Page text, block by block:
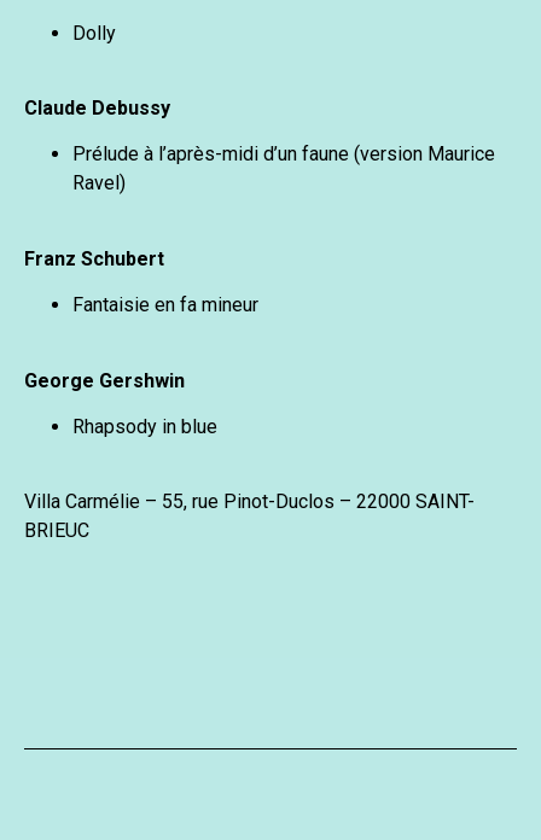
Dolly
Claude Debussy
Prélude à l’après-midi d’un faune (version Maurice
Ravel)
Franz Schubert
Fantaisie en fa mineur
George Gershwin
Rhapsody in blue
Villa Carmélie – 55, rue Pinot-Duclos – 22000 SAINT-
BRIEUC